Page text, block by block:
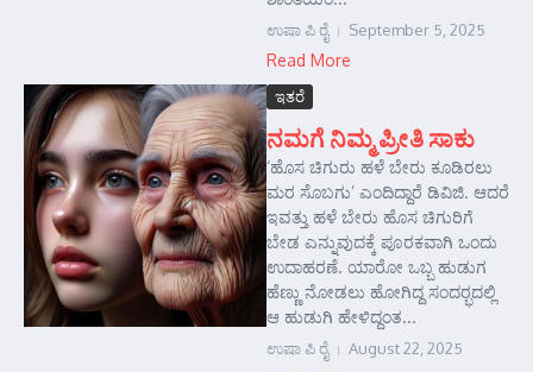
ಉಷಾ ಪಿ ರೈ September 5, 2025
Read More
ಇತರೆ
ನಮಗೆ ನಿಮ್ಮ ಪ್ರೀತಿ ಸಾಕು
‘ಹೊಸ ಚಿಗುರು ಹಳೆ ಬೇರು ಕೂಡಿರಲು
ಮರ ಸೊಬಗು’ ಎಂದಿದ್ದಾರೆ ಡಿವಿಜಿ. ಆದರೆ
ಇವತ್ತು ಹಳೆ ಬೇರು ಹೊಸ ಚಿಗುರಿಗೆ
ಬೇಡ ಎನ್ನುವುದಕ್ಕೆ ಪೂರಕವಾಗಿ ಒಂದು
ಉದಾಹರಣೆ. ಯಾರೋ ಒಬ್ಬ ಹುಡುಗ
ಹೆಣ್ಣು ನೋಡಲು ಹೋಗಿದ್ದ ಸಂದರ್‍ಭದಲ್ಲಿ
ಆ ಹುಡುಗಿ ಹೇಳಿದ್ದಂತ...
ಉಷಾ ಪಿ ರೈ August 22, 2025